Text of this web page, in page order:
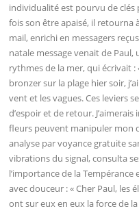
individualité est pourvu de
fois son être apaisé, il retourna
mail, enrichi en messagers
natale message venait de
rythmes de la mer, qui écrivait
bronzer sur la plage hier soir,
vent et les vagues. Ces leviers
d’espoir et de retour.
fleurs peuvent manipuler mon
analyse par voyance gratuite
vibrations du signal, consulta
l’importance de la
avec douceur : « Cher Paul, les
ont sur eux en eux la force de